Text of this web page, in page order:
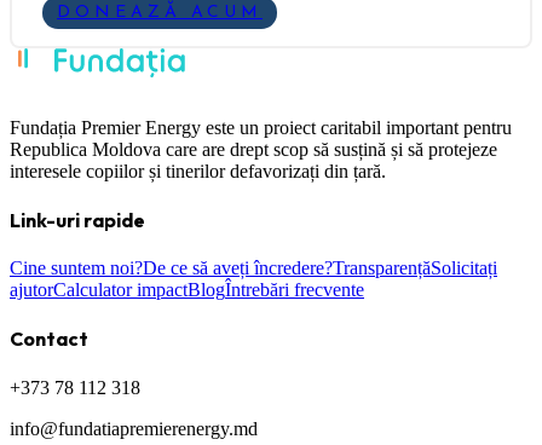
DONEAZĂ ACUM
Fundația Premier Energy este un proiect caritabil important pentru
Republica Moldova care are drept scop să susțină și să protejeze
interesele copiilor și tinerilor defavorizați din țară.
Link-uri rapide
Cine suntem noi?De ce să aveți încredere?TransparențăSolicitați
ajutorCalculator impactBlogÎntrebări frecvente
Contact
+373 78 112 318
info@fundatiapremierenergy.md